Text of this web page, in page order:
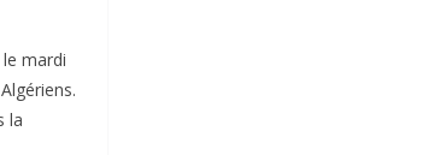
mardi
la